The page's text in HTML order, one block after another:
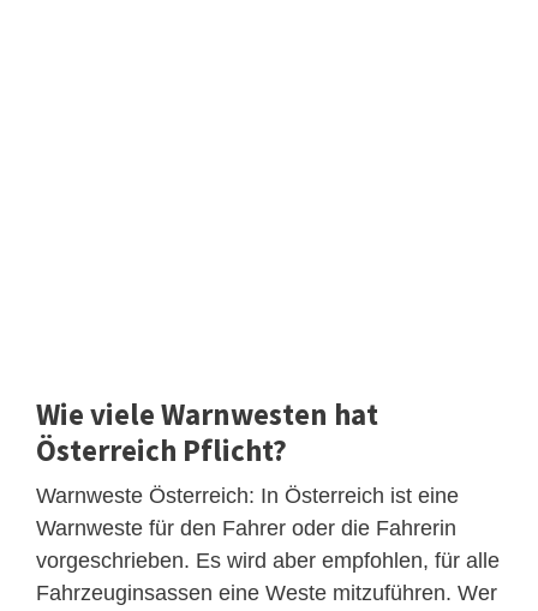
Wie viele Warnwesten hat
Österreich Pflicht?
Warnweste Österreich: In Österreich ist eine
Warnweste für den Fahrer oder die Fahrerin
vorgeschrieben. Es wird aber empfohlen, für alle
Fahrzeuginsassen eine Weste mitzuführen. Wer